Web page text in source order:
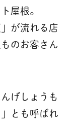
屋根。
が流れる店
のお客さん
げしょうも
とも呼ばれ